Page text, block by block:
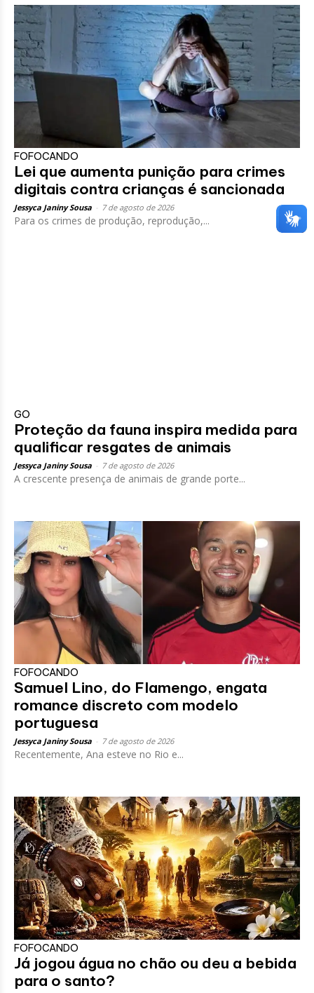
FOFOCANDO
Lei que aumenta punição para crimes
digitais contra crianças é sancionada
Jessyca Janiny Sousa 7 de agosto de 2026
Para os crimes de produção, reprodução,...
GO
Proteção da fauna inspira medida para
qualificar resgates de animais
Jessyca Janiny Sousa 7 de agosto de 2026
A crescente presença de animais de grande porte...
FOFOCANDO
Samuel Lino, do Flamengo, engata
romance discreto com modelo
portuguesa
Jessyca Janiny Sousa 7 de agosto de 2026
Recentemente, Ana esteve no Rio e...
FOFOCANDO
Já jogou água no chão ou deu a bebida
para o santo?